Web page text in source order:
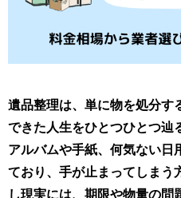
遺品整理は、単に物を処分す
できた人生をひとつひとつ辿
アルバムや手紙、何気ない日
ており、手が止まってしまう
し現実には、期限や物量の